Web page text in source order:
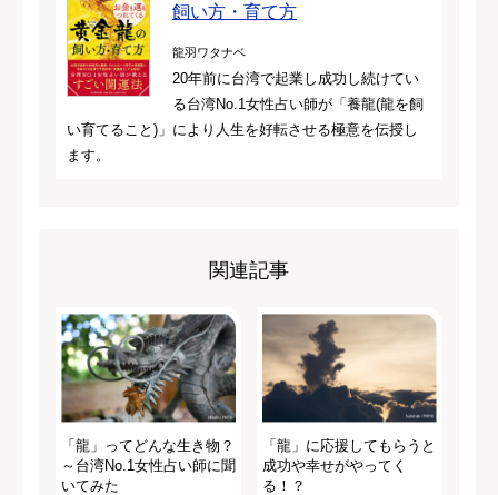
飼い方・育て方
龍羽ワタナベ
20年前に台湾で起業し成功し続けてい
る台湾No.1女性占い師が「養龍(龍を飼
い育てること)」により人生を好転させる極意を伝授し
ます。
関連記事
「龍」ってどんな生き物？
～台湾No.1女性占い師に聞
いてみた
「龍」に応援してもらうと
成功や幸せがやってく
る！？